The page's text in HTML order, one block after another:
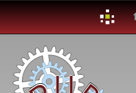
navigation